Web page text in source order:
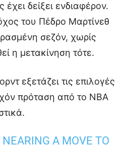
δείξει ενδιαφέρον.
του Πέδρο Μαρτίνεθ
σεζόν, χωρίς
η μετακίνηση τότε.
εξετάζει τις επιλογές
πρόταση από το NBA
NEARING A MOVE TO